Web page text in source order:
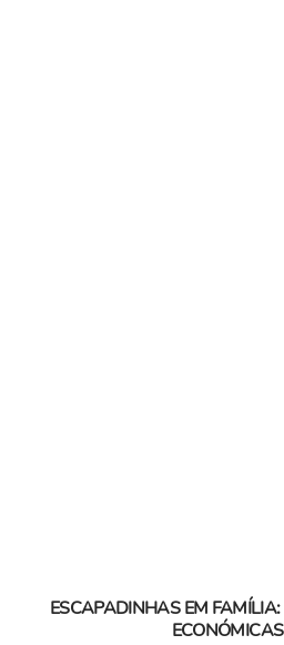
ESCAPADINHAS EM
ECONÓMICAS